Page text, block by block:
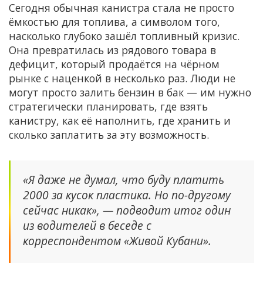
Сегодня обычная канистра стала не просто
ёмкостью для топлива, а символом того,
насколько глубоко зашёл топливный кризис.
Она превратилась из рядового товара в
дефицит, который продаётся на чёрном
рынке с наценкой в несколько раз. Люди не
могут просто залить бензин в бак — им нужно
стратегически планировать, где взять
канистру, как её наполнить, где хранить и
сколько заплатить за эту возможность.
«Я даже не думал, что буду платить
2000 за кусок пластика. Но по-другому
сейчас никак», — подводит итог один
из водителей в беседе с
корреспондентом «Живой Кубани».